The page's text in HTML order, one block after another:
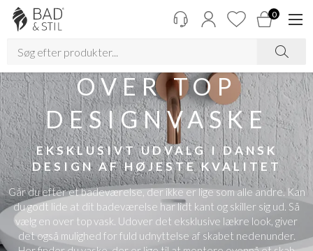
0
OVER TOP
DESIGNVASKE
EKSKLUSIVT UDVALG I DANSK
DESIGN AF HØJESTE KVALITET
Går du efter et badeværelse, der ikke er lige som alle andre. Kan
du godt lide at dit badeværelse har lidt kant og skiller sig ud. Så
vælg en over top vask. Udover det eksklusive lækre look, giver
det også mulighed for fuld udnyttelse af skabet nedenunder.